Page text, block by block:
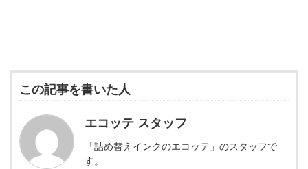
この記事を書いた人
エコッテ スタッフ
「詰め替えインクのエコッテ」のスタッフで
す。